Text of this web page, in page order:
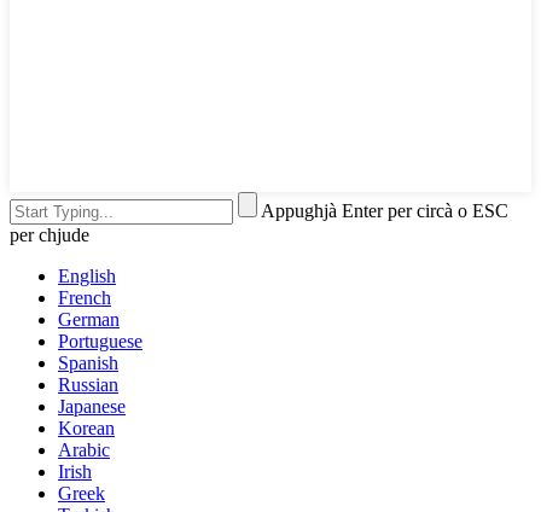
Appughjà Enter per circà o ESC
per chjude
English
French
German
Portuguese
Spanish
Russian
Japanese
Korean
Arabic
Irish
Greek